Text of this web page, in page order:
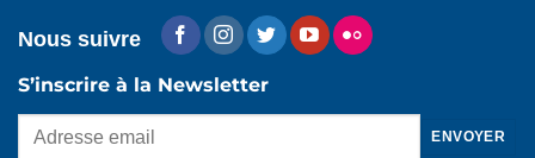
Nous suivre
S’inscrire à la Newsletter